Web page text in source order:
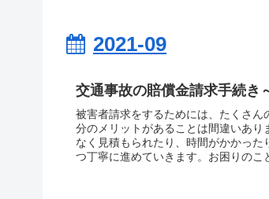
2021-09
交通事故の賠償金請求手続き
被害者請求をするためには、たくさ
分のメリットがあることは間違いあ
なく見積もられたり、時間がかかっ
つ丁寧に進めていきます。お困りのこ